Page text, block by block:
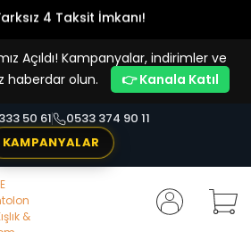
4 Taksit İmkanı!
Açıldı! Kampanyalar, indirimler ve
haberdar olun.
👉 Kanala Katıl
50 61
0533 374 90 11
KAMPANYALAR